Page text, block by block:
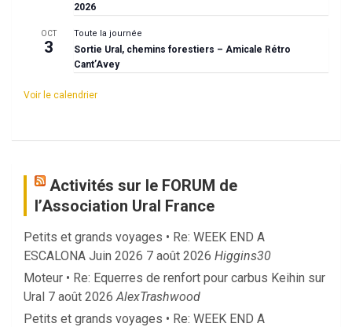
2026
OCT
3
Toute la journée
Sortie Ural, chemins forestiers – Amicale Rétro
Cant’Avey
Voir le calendrier
Activités sur le FORUM de
l’Association Ural France
Petits et grands voyages • Re: WEEK END A
ESCALONA Juin 2026 7 août 2026 Higgins30
Moteur • Re: Equerres de renfort pour carbus Keihin sur
Ural 7 août 2026 AlexTrashwood
Petits et grands voyages • Re: WEEK END A